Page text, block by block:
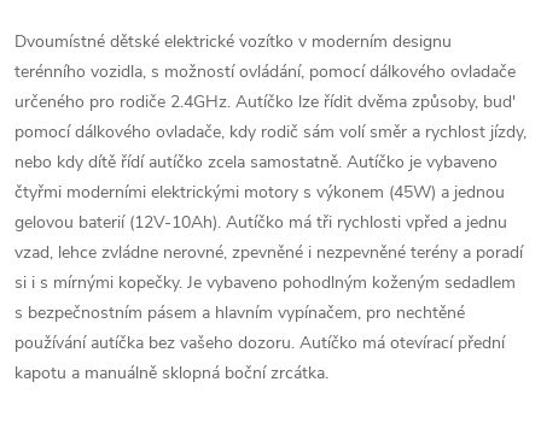
Dvoumístné dětské elektrické vozítko v moderním designu
terénního vozidla, s možností ovládání, pomocí dálkového ovladače
určeného pro rodiče 2.4GHz. Autíčko lze řídit dvěma způsoby, bud'
pomocí dálkového ovladače, kdy rodič sám volí směr a rychlost jízdy,
nebo kdy dítě řídí autíčko zcela samostatně. Autíčko je vybaveno
čtyřmi moderními elektrickými motory s výkonem (45W) a jednou
gelovou baterií (12V-10Ah). Autíčko má tři rychlosti vpřed a jednu
vzad, lehce zvládne nerovné, zpevněné i nezpevněné terény a poradí
si i s mírnými kopečky. Je vybaveno pohodlným koženým sedadlem
s bezpečnostním pásem a hlavním vypínačem, pro nechtěné
používání autíčka bez vašeho dozoru. Autíčko má otevírací přední
kapotu a manuálně sklopná boční zrcátka.